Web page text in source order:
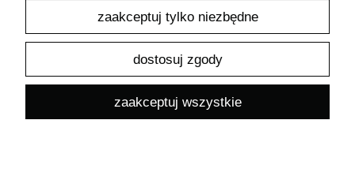
Dekoracyjny stempel " Kwiatowe serce "
17,50 zł
14,23 zł
do koszyka
zaakceptuj tylko niezbędne
dostosuj zgody
zaakceptuj wszystkie